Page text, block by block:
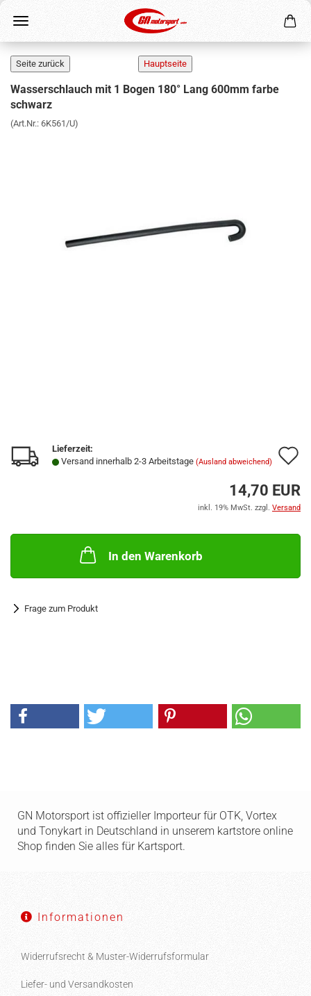
Wasserschlauch mit 1 Bogen 180° Lang 600mm farbe
schwarz
(Art.Nr.: 6K561/U)
Lieferzeit:
Versand innerhalb 2-3 Arbeitstage (Ausland abweichend)
14,70 EUR
inkl. 19% MwSt. zzgl. Versand
In den Warenkorb
Frage zum Produkt
GN Motorsport ist offizieller Importeur für OTK, Vortex
und Tonykart in Deutschland in unserem kartstore online
Shop finden Sie alles für Kartsport.
Informationen
Widerrufsrecht & Muster-Widerrufsformular
Liefer- und Versandkosten